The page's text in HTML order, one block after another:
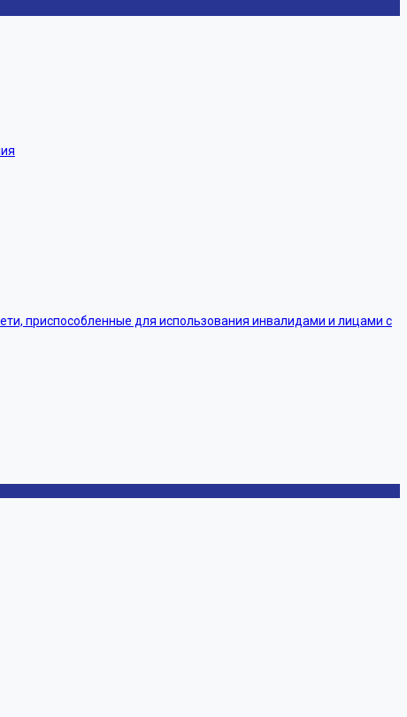
приспособленные для использования инвалидами и лицами с